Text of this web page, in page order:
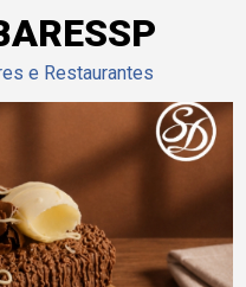
e Restaurantes